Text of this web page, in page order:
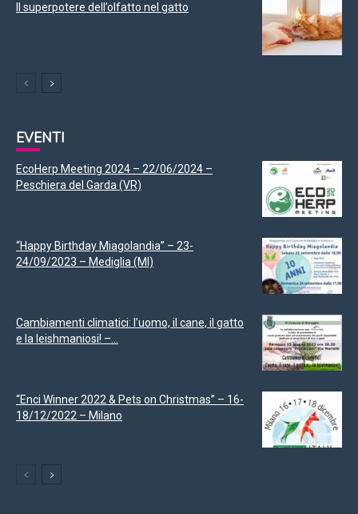
Il superpotere dell’olfatto nel gatto
EVENTI
EcoHerp Meeting 2024 – 22/06/2024 –
Peschiera del Garda (VR)
“Happy Birthday Miagolandia” – 23-
24/09/2023 – Mediglia (MI)
Cambiamenti climatici: l’uomo, il cane, il gatto
e la leishmaniosi! –...
“Enci Winner 2022 & Pets on Christmas” – 16-
18/12/2022 – Milano